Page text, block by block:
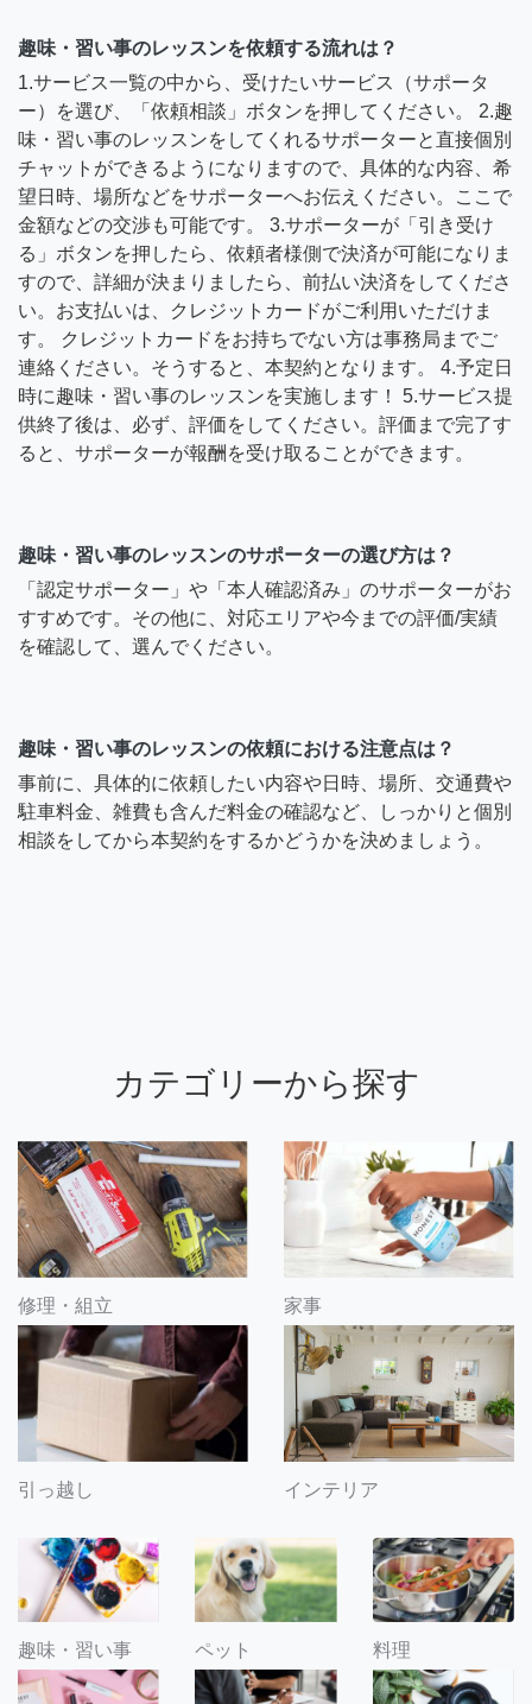
趣味・習い事のレッスンを依頼する流れは？
1.サービス一覧の中から、受けたいサービス（サポータ
ー）を選び、「依頼相談」ボタンを押してください。 2.趣
味・習い事のレッスンをしてくれるサポーターと直接個別
チャットができるようになりますので、具体的な内容、希
望日時、場所などをサポーターへお伝えください。ここで
金額などの交渉も可能です。 3.サポーターが「引き受け
る」ボタンを押したら、依頼者様側で決済が可能になりま
すので、詳細が決まりましたら、前払い決済をしてくださ
い。お支払いは、クレジットカードがご利用いただけま
す。 クレジットカードをお持ちでない方は事務局までご
連絡ください。そうすると、本契約となります。 4.予定日
時に趣味・習い事のレッスンを実施します！ 5.サービス提
供終了後は、必ず、評価をしてください。評価まで完了す
ると、サポーターが報酬を受け取ることができます。
趣味・習い事のレッスンのサポーターの選び方は？
「認定サポーター」や「本人確認済み」のサポーターがお
すすめです。その他に、対応エリアや今までの評価/実績
を確認して、選んでください。
趣味・習い事のレッスンの依頼における注意点は？
事前に、具体的に依頼したい内容や日時、場所、交通費や
駐車料金、雑費も含んだ料金の確認など、しっかりと個別
相談をしてから本契約をするかどうかを決めましょう。
カテゴリーから探す
修理・組立 家事
引っ越し インテリア
趣味・習い事 ペット 料理